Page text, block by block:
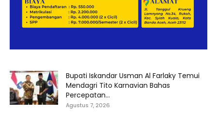
Bupati Iskandar Usman Al Farlaky Temui
Mendagri Tito Karnavian Bahas
Percepatan...
Agustus 7, 2026